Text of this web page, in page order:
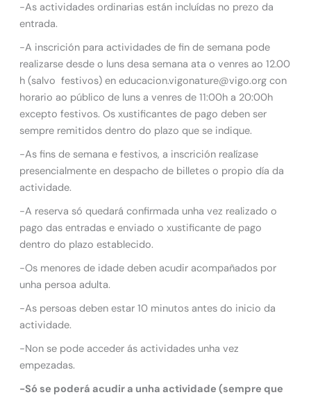
-As actividades ordinarias están incluídas no prezo da
entrada.
-A inscrición para actividades de fin de semana pode
realizarse desde o luns desa semana ata o venres ao 12.00
h (salvo festivos) en educacion.vigonature@vigo.org con
horario ao público de luns a venres de 11:00h a 20:00h
excepto festivos. Os xustificantes de pago deben ser
sempre remitidos dentro do plazo que se indique.
-As fins de semana e festivos, a inscrición realízase
presencialmente en despacho de billetes o propio día da
actividade.
-A reserva só quedará confirmada unha vez realizado o
pago das entradas e enviado o xustificante de pago
dentro do plazo establecido.
-Os menores de idade deben acudir acompañados por
unha persoa adulta.
-As persoas deben estar 10 minutos antes do inicio da
actividade.
-Non se pode acceder ás actividades unha vez
empezadas.
-Só se poderá acudir a unha actividade (sempre que